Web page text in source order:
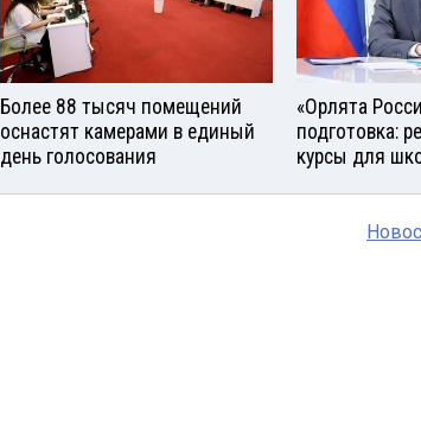
Более 88 тысяч помещений
оснастят камерами в единый
день голосования
«Орлята
подготовка:
курсы для